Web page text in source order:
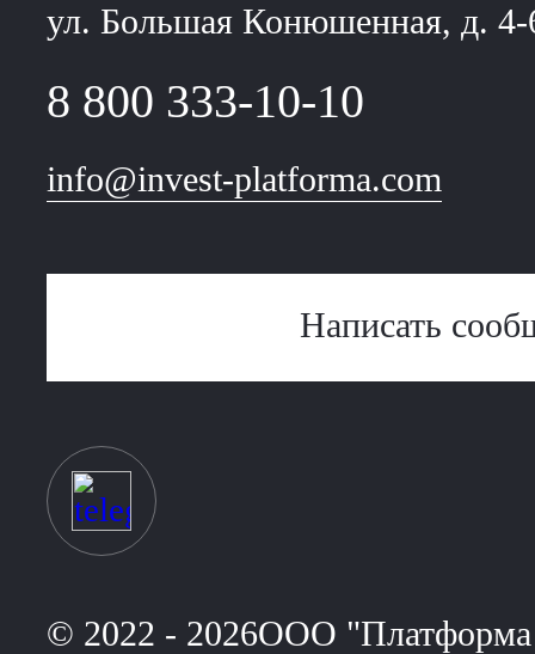
ул. Большая Конюшенная, д.
8 800 333-10-10
info@invest-platforma.com
Написать
© 2022 - 2026ООО "Платформа